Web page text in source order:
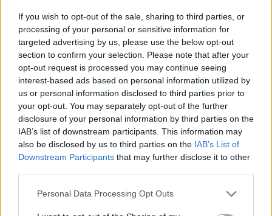
If you wish to opt-out of the sale, sharing to third parties, or
processing of your personal or sensitive information for
targeted advertising by us, please use the below opt-out
section to confirm your selection. Please note that after your
opt-out request is processed you may continue seeing
interest-based ads based on personal information utilized by
us or personal information disclosed to third parties prior to
your opt-out. You may separately opt-out of the further
disclosure of your personal information by third parties on the
IAB’s list of downstream participants. This information may
also be disclosed by us to third parties on the IAB’s List of
Downstream Participants that may further disclose it to other
Personal Data Processing Opt Outs
megalapítása körüli időszakban, az 1900-as
évektől kezdve megjelentek azok a radikális
baloldali és progresszív csoportosulások,
amelyeknek képviselői később az 1918-as
polgári demokratikus, majd az 1919-es
forradalmak kulcsfiguráivá váltak. Ezek a
haladó szellemű csoportok Erdélyben is
éreztették hatásukat, mivel képviselőik –
köztük Jászi Oszkár – rendszeresen látogatták
az erdélyi városokat és előadásokat tartottak.
Ezzel párhuzamosan jelen volt egy „radikális,